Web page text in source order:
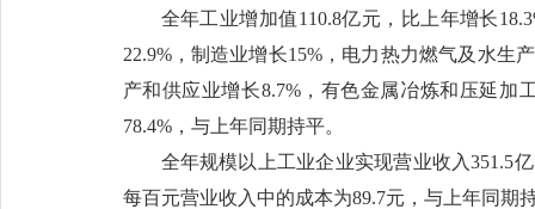
全年工业增加值110.8亿元，比上年增长
22.9%，制造业增长15%，电力热力燃气及水生
产和供应业增长8.7%，有色金属冶炼和压延加
78.4%，与上年同期持平。
全年规模以上工业企业实现营业收入351.5
每百元营业收入中的成本为89.7元，与上年同期